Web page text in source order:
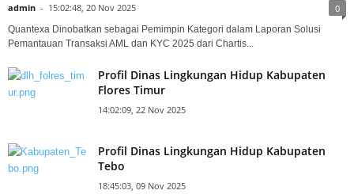
admin - 15:02:48, 20 Nov 2025 0
Quantexa Dinobatkan sebagai Pemimpin Kategori dalam Laporan Solusi
Pemantauan Transaksi AML dan KYC 2025 dari Chartis...
Profil Dinas Lingkungan Hidup Kabupaten
Flores Timur
14:02:09, 22 Nov 2025
Profil Dinas Lingkungan Hidup Kabupaten
Tebo
18:45:03, 09 Nov 2025